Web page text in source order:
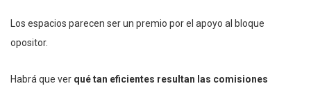
Los espacios parecen ser un premio por el apoyo al bloque
opositor.
Habrá que ver qué tan eficientes resultan las comisiones